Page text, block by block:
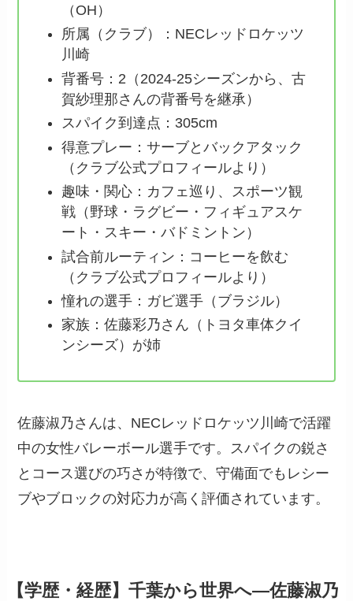
（OH）
所属（クラブ）：NECレッドロケッツ
川崎
背番号：2（2024-25シーズンから、古
賀紗理那さんの背番号を継承）
スパイク到達点：305cm
得意プレー：サーブとバックアタック
（クラブ公式プロフィールより）
趣味・関心：カフェ巡り、スポーツ観
戦（野球・ラグビー・フィギュアスケ
ート・スキー・バドミントン）
試合前ルーティン：コーヒーを飲む
（クラブ公式プロフィールより）
憧れの選手：ガビ選手（ブラジル）
家族：佐藤彩乃さん（トヨタ車体クイ
ンシーズ）が姉
佐藤淑乃さんは、NECレッドロケッツ川崎で活躍
中の女性バレーボール選手です。スパイクの鋭さ
とコース選びの巧さが特徴で、守備面でもレシー
ブやブロックの対応力が高く評価されています。
【学歴・経歴】千葉から世界へ—佐藤淑乃